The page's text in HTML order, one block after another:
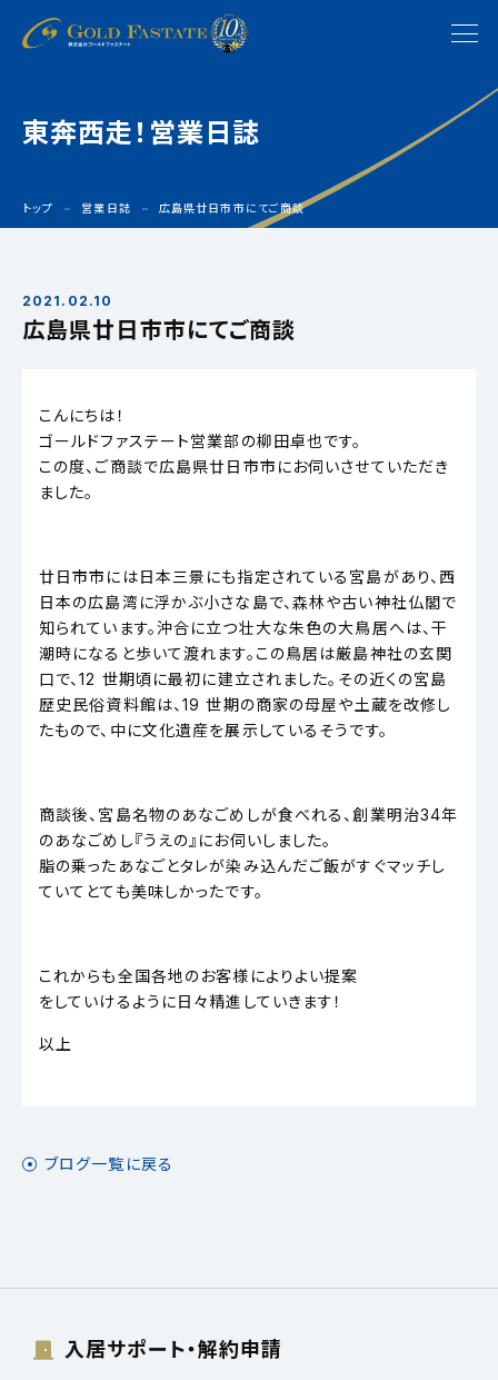
東奔西走！営業日誌
トップ 営業日誌 広島県廿日市市にてご商談
2021.02.10
広島県廿日市市にてご商談
こんにちは！
ゴールドファステート営業部の柳田卓也です。
この度、ご商談で広島県廿日市市にお伺いさせていただき
ました。
廿日市市には日本三景にも指定されている宮島があり、西
日本の広島湾に浮かぶ小さな島で、森林や古い神社仏閣で
知られています。沖合に立つ壮大な朱色の大鳥居へは、干
潮時になると歩いて渡れます。この鳥居は厳島神社の玄関
口で、12 世期頃に最初に建立されました。その近くの宮島
歴史民俗資料館は、19 世期の商家の母屋や土蔵を改修し
たもので、中に文化遺産を展示しているそうです。
商談後、宮島名物のあなごめしが食べれる、創業明治34年
のあなごめし『うえの』にお伺いしました。
脂の乗ったあなごとタレが染み込んだご飯がすぐマッチし
ていてとても美味しかったです。
これからも全国各地のお客様によりよい提案
をしていけるように日々精進していきます！
以上
ブログ一覧に戻る
入居サポート・解約申請